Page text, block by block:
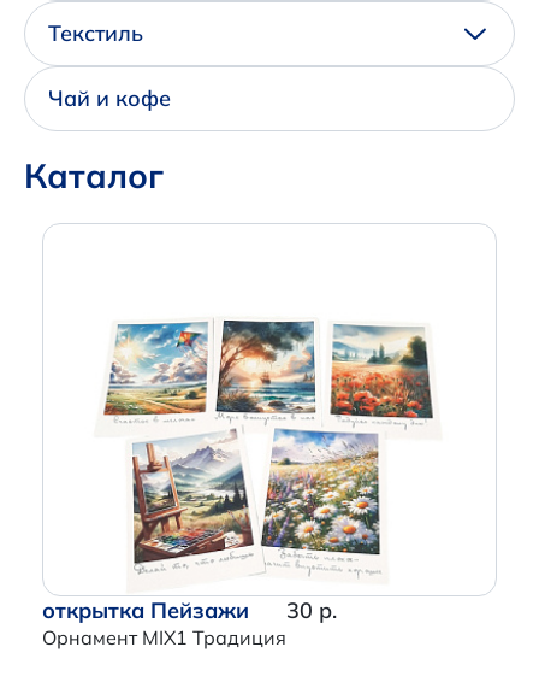
Написать нам в Телеграм
+7 (925) 294-91-85
,
+7 (926) 702-09-76
Текстиль
Чай и кофе
Каталог
открытка Пейзажи
Орнамент MIX1 Традиция
30 р.